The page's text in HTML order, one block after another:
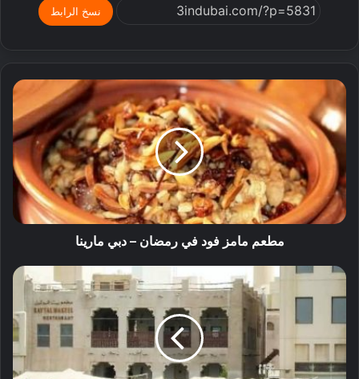
نسخ الرابط
مطعم مامز فود في رمضان – دبي مارينا